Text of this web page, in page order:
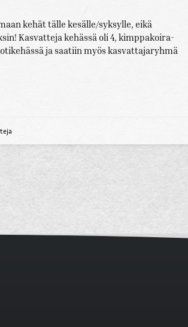
kehät tälle kesälle/syksylle, eikä
Kasvatteja kehässä oli 4, kimppakoira-
ja saatiin myös kasvattajaryhmä